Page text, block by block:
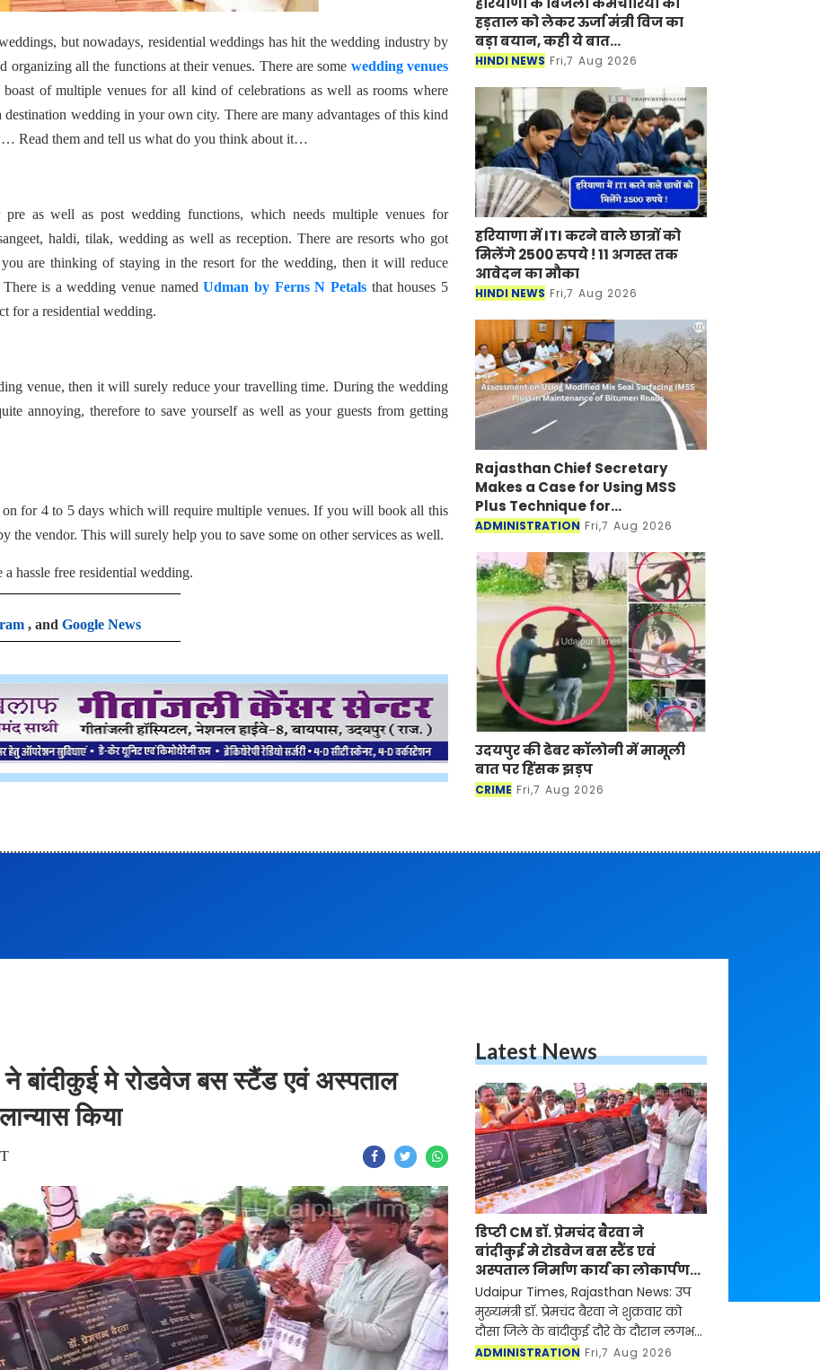
but nowadays, residential weddings has hit the wedding industry by
organizing all the functions at their venues. There are some wedding venues
of multiple venues for all kind of celebrations as well as rooms where
destination wedding in your own city. There are many advantages of this kind
Read them and tell us what do you think about it…
as well as post wedding functions, which needs multiple venues for
haldi, tilak, wedding as well as reception. There are resorts who got
are thinking of staying in the resort for the wedding, then it will reduce
is a wedding venue namedUdman by Ferns N Petals that houses 5
for a residential wedding.
venue, then it will surely reduce your travelling time. During the wedding
annoying, therefore to save yourself as well as your guests from getting
on for 4 to 5 days which will require multiple venues. If you will book all this
the vendor. This will surely help you to save some on other services as well.
hassle free residential wedding.
, and Google News
हड़ताल को लेकर ऊर्जा मंत्री विज का
बड़ा बयान, कही ये बात...
HINDI NEWS Fri,7 Aug 2026
हरियाणा में ITI करने वाले छात्रों को
मिलेंगे 2500 रुपये ! 11 अगस्त तक
आवेदन का मौका
HINDI NEWS Fri,7 Aug 2026
Rajasthan Chief Secretary
Makes a Case for Using MSS
Plus Technique for
Maintenance of Bitumen Roads
ADMINISTRATION Fri,7 Aug 2026
उदयपुर की ढेबर कॉलोनी में मामूली
बात पर हिंसक झड़प
CRIME Fri,7 Aug 2026
ने बांदीकुई मे रोडवेज बस स्टैंड एवं अस्पताल
किया
Latest News
डिप्टी CM डॉ. प्रेमचंद बैरवा ने
बांदीकुई मे रोडवेज बस स्टैंड एवं
अस्पताल निर्माण कार्य का लोकार्पण-
शिलान्यास किया
Udaipur Times, Rajasthan News: उप
मुख्यमंत्री डॉ. प्रेमचंद बैरवा ने शुक्रवार को
दौसा जिले के बांदीकुई दौरे के दौरान लगभग
5 करोड़ 64 लाख रुपये की लागत के
ADMINISTRATION Fri,7 Aug 2026